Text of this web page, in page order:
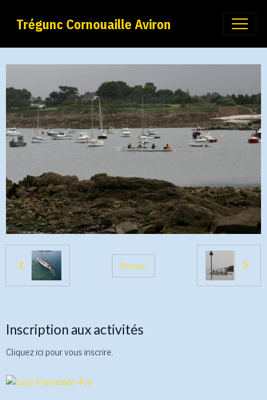
Trégunc Cornouaille Aviron
Retour
Inscription aux activités
Cliquez ici pour vous inscrire.